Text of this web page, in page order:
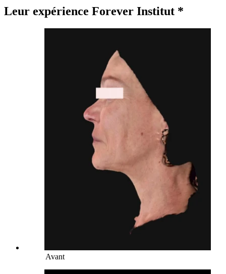
Leur expérience Forever Institut *
Avant